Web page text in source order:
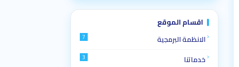
اقسام الموقع
الانظمة البرمجية
7
خدماتنا 3